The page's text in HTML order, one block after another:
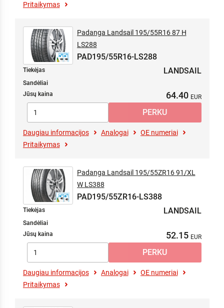
Pritaikymas
Padanga Landsail 195/55R16 87 H
LS288
PAD195/55R16-LS288
Tiekėjas LANDSAIL
Sandėliai
Jūsų kaina
64.40
Daugiau informacijos Analogai
OE numeriai
Pritaikymas
Padanga Landsail 195/55ZR16 91/XL
W LS388
PAD195/55ZR16-LS388
Tiekėjas LANDSAIL
Sandėliai
Jūsų kaina
52.15
Daugiau informacijos Analogai
OE numeriai
Pritaikymas